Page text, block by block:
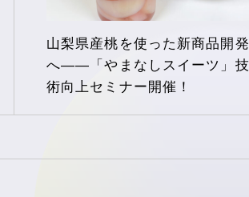
山梨県産桃を使った新商品開発
へ――「やまなしスイーツ」技
術向上セミナー開催！